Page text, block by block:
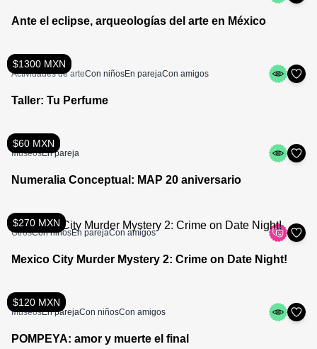
Ante el eclipse, arqueologías del arte en México
$1300 MXN
Actividades de arteCon niñosEn parejaCon amigos
Taller: Tu Perfume
$60 MXN
MuseosEn pareja
Numeralia Conceptual: MAP 20 aniversario
$270 MXN
OtrosCon niñosEn parejaCon amigos
Mexico City Murder Mystery 2: Crime on Date Night!
$120 MXN
MuseosEn parejaCon niñosCon amigos
POMPEYA: amor y muerte el final